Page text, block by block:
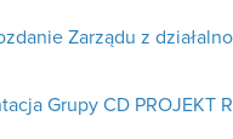
Zarządu z
Grupy CD PROJEKT